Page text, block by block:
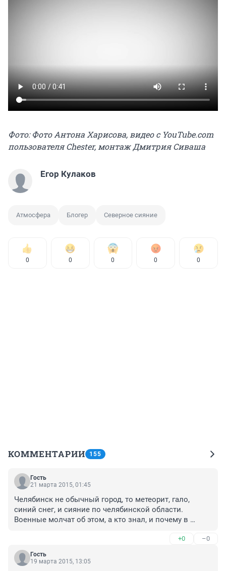
Фото: Фото Антона Харисова, видео с YouTube.com
пользователя Chester, монтаж Дмитрия Сиваша
Егор Кулаков
Атмосфера Блогер Северное сияние
0 0 0 0 0
КОММЕНТАРИИ 155
Гость
21 марта 2015, 01:45
Челябинск не обычный город, то метеорит, гало,
синий снег, и сияние по челябинской области.
Военные молчат об этом, а кто знал, и почему в
+0 –0
Гость
19 марта 2015, 13:05